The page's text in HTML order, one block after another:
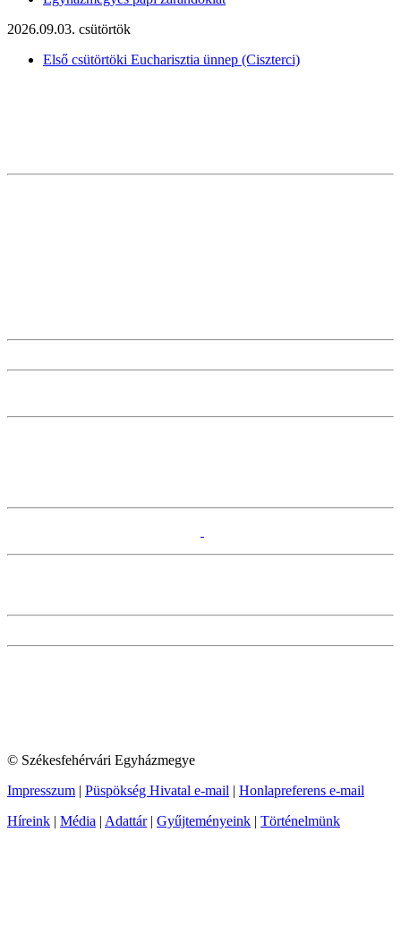
2026.09.03. csütörtök
Első csütörtöki Eucharisztia ünnep (Ciszterci)
© Székesfehérvári Egyházmegye
Impresszum | Püspökség Hivatal e-mail | Honlapreferens e-mail
Híreink | Média | Adattár| Gyűjteményeink | Történelmünk